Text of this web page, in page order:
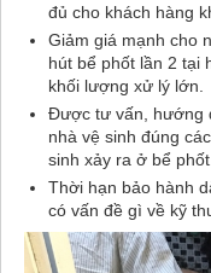
đủ cho khách hàng
Giảm giá mạnh cho
hút bể phốt lần 2 tại
khối lượng xử lý lớn.
Được tư vấn, hướng
nhà vệ sinh đúng
sinh xảy ra ở bể phốt.
Thời hạn bảo hành
có vấn đề gì về kỹ